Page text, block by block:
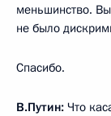
меньшинство.
не было
Спасибо.
В.Путин: Что